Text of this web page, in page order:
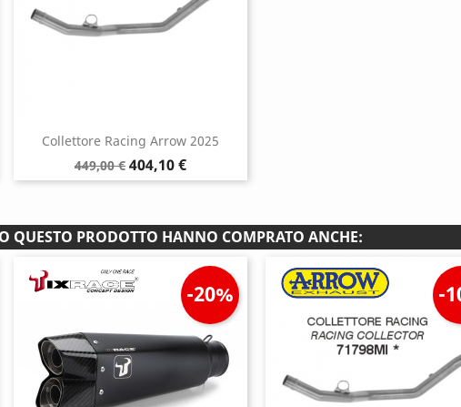
Collettore Racing Arrow 2025
Prezzo
base
449,00 € Prezzo
404,10 €
QUESTO PRODOTTO HANNO COMPRATO ANCHE:
-20% -